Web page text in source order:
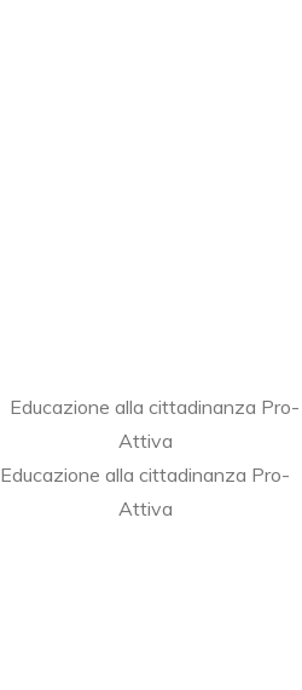
Educazione alla cittadinanza Pro-
Attiva